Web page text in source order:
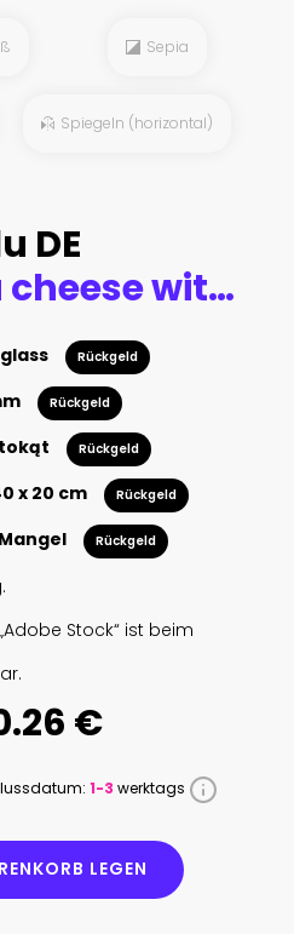
Sepia
Spiegeln (horizontal)
DE
Mozzarella cheese with Basil and tomatoes. Watercolor hand drawn illustration, isolated on white background
Rückgeld
Rückgeld
Rückgeld
x 20 cm Rückgeld
Mangel Rückgeld
Stock“ ist beim
€
1-3 werktags
LEGEN